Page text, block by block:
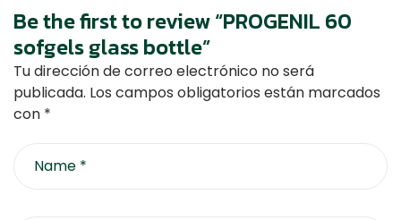
Be the first to review “PROGENIL 60
sofgels glass bottle”
Tu dirección de correo electrónico no será
publicada. Los campos obligatorios están marcados
con *